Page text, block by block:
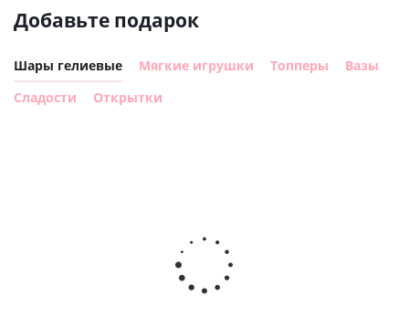
Добавьте подарок
Шары гелиевые Мягкие игрушки Топперы
Вазы
Сладости
Открытки
Шар с
днем
рождения,
с